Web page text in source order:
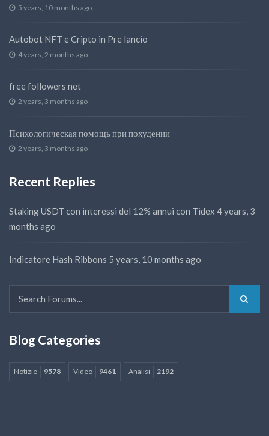
5 years, 10 months ago
Autobot NFT e Cripto in Pre lancio
4 years, 2 months ago
free followers net
2 years, 3 months ago
Психологическая помощь при похудении
2 years, 3 months ago
Recent Replies
Staking USDT con interessi del 12% annui con Tidex 4 years, 3
months ago
Indicatore Hash Ribbons 5 years, 10 months ago
Blog Categories
Notizie 9578 Video 9461 Analisi 2192